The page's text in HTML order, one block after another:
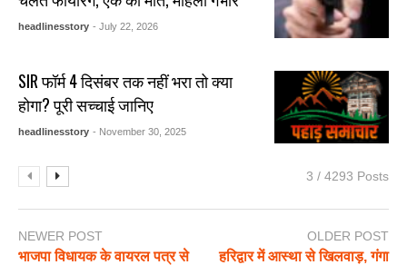
headlinesstory - July 22, 2026
SIR फॉर्म 4 दिसंबर तक नहीं भरा तो क्या
होगा? पूरी सच्चाई जानिए
headlinesstory - November 30, 2025
3 / 4293 Posts
NEWER POST
भाजपा विधायक के वायरल पत्र से
OLDER POST
हरिद्वार में आस्था से खिलवाड़, गंगा